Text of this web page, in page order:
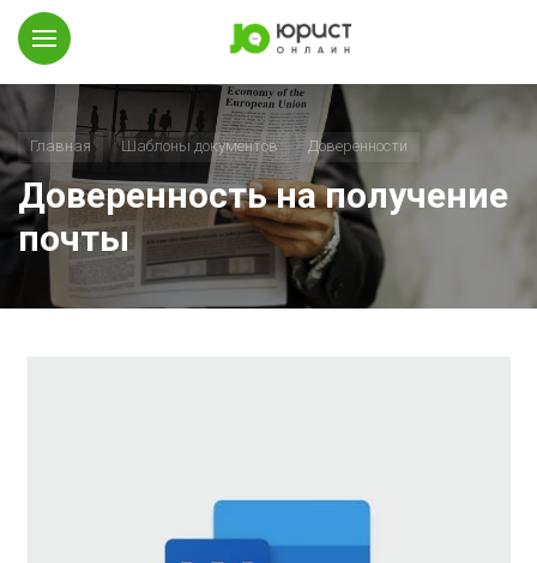
Главная Шаблоны документов Доверенности
Доверенность на получение
почты